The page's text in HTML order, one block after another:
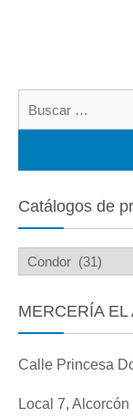
Catálogos de
MERCERÍA
Calle Princesa
Local 7,